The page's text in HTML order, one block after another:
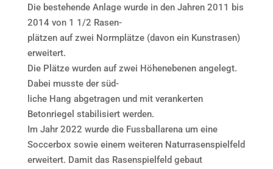
Die bestehende Anlage wurde in den Jahren 2011 bis
2014 von 1 1/2 Rasen-
plätzen auf zwei Normplätze (davon ein Kunstrasen)
erweitert.
Die Plätze wurden auf zwei Höhenebenen angelegt.
Dabei musste der süd-
liche Hang abgetragen und mit verankerten
Betonriegel stabilisiert werden.
Im Jahr 2022 wurde die Fussballarena um eine
Soccerbox sowie einem weiteren Naturrasenspielfeld
erweitert. Damit das Rasenspielfeld gebaut